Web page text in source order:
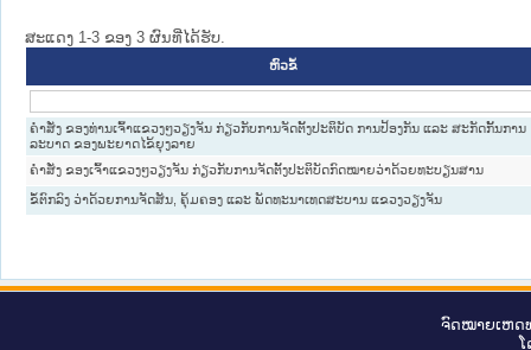
ສະແດງ 1-3 ຂອງ 3 ຜົນທີ່ໄດ້ຮັບ.
ຫົວຂໍ້
ຄໍາສັ່ງ ຂອງທ່ານເຈົ້າແຂວງໆວຽງຈັນ ກ່ຽວກັບການຈັດຕັ້ງປະຕິບັດ ການປ້ອງກັນ ແລະ ສະກັດກັ້ນການ
ລະບາດ ຂອງພະຍາດໄຂ້ຍຸງລາຍ
ຄຳສັ່ງ ຂອງເຈົ້າແຂວງໆວຽງຈັນ ກ່ຽວກັບການຈັດຕັ້ງປະຕິບັດກົດໝາຍວ່າດ້ວຍທະບຽນສານ
ຂໍ້ຕົກລົງ ວ່າດ້ວຍການຈັດສັນ, ຄຸ້ມຄອງ ແລະ ພັດທະນາເທດສະບານ ແຂວງວຽງຈັນ
ຈົດ​ໝາຍ​ເຫດ​